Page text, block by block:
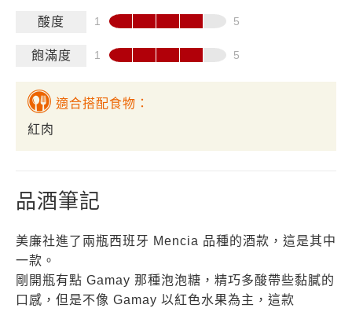
酸度
飽滿度
適合搭配食物：
紅肉
品酒筆記
美廉社進了兩瓶西班牙 Mencia 品種的酒款，這是其中
一款。
剛開瓶有點 Gamay 那種泡泡糖，精巧多酸帶些黏膩的
口感，但是不像 Gamay 以紅色水果為主，這款